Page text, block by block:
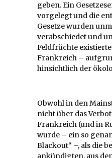
geben. Ein
vorgelegt und die
Gesetze wurden
verabschiedet und
Feldfrüchte
Frankreich –
hinsichtlich der
Obwohl in den
nicht über das
Frankreich (und in
wurde – ein so
Blackout“ –, als die